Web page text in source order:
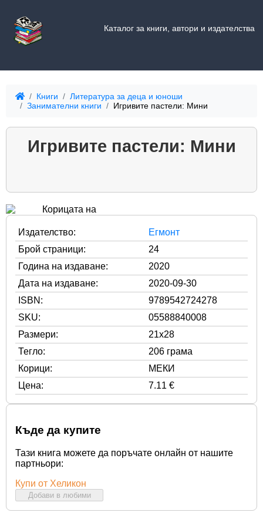
Каталог за книги, автори и издателства
Книги
Литература за деца и юноши
Занимателни книги
Игривите пастели: Мини
Игривите пастели: Мини
Издателство:
Егмонт
Брой страници:
24
Година на издаване:
2020
Дата на издаване:
2020-09-30
ISBN:
9789542724278
SKU:
05588840008
Размери:
21x28
Тегло:
206 грама
Корици:
МЕКИ
Цена:
7.11 €
Къде да купите
Тази книга можете да поръчате онлайн от нашите
партньори:
Купи от Хеликон
Добави в любими